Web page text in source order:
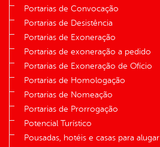
Portarias de Convocação
Portarias de Desistência
Portarias de Exoneração
Portarias de exoneração a pedido
Portarias de Exoneração de Ofício
Portarias de Homologação
Portarias de Nomeação
Portarias de Prorrogação
Potencial Turístico
Pousadas, hotéis e casas para alugar